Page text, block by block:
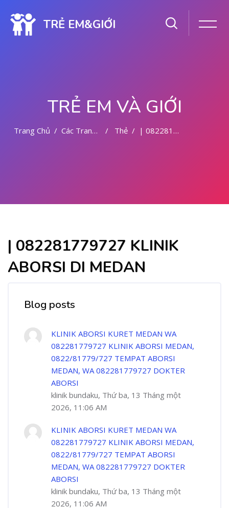
TRẺ EM&GIỚI
TRẺ EM VÀ GIỚI
Trang Chủ Các Trang Của Hệ Thống Thẻ | 082281779727 KLINIK ABORSI DI MEDAN
| 082281779727 KLINIK
ABORSI DI MEDAN
Blog posts
KLINIK ABORSI KURET MEDAN WA
082281779727 KLINIK ABORSI MEDAN,
0822/81779/727 TEMPAT ABORSI
MEDAN, WA 082281779727 DOKTER
ABORSI
klinik bundaku, Thứ ba, 13 Tháng một
2026, 11:06 AM
KLINIK ABORSI KURET MEDAN WA
082281779727 KLINIK ABORSI MEDAN,
0822/81779/727 TEMPAT ABORSI
MEDAN, WA 082281779727 DOKTER
ABORSI
klinik bundaku, Thứ ba, 13 Tháng một
2026, 11:06 AM